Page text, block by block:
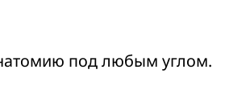
под любым углом.